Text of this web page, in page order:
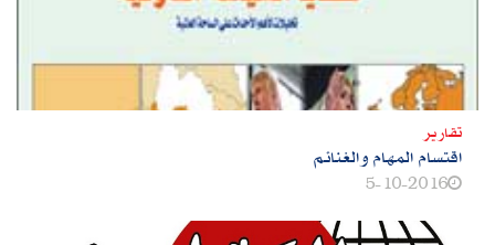
تقارير
اقتسام المهام والغنائم
5-10-2016